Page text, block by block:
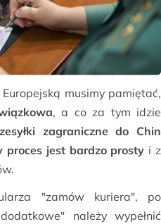
musimy pamiętać,
, a co za tym idzie
zagraniczne do Chin
proces jest bardzo prosty i z
"zamów kuriera", po
należy wypełnić